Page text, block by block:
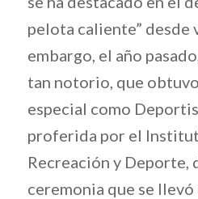
pelota caliente” desde
embargo, el año
tan notorio, que
especial como
proferida por el
Recreación y Deporte,
ceremonia que se llevó